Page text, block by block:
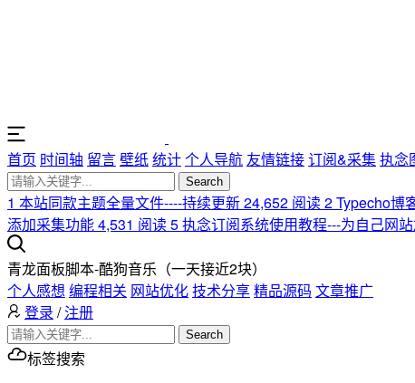
首页 时间轴 留言壁纸统计个人导航 友情链接订阅&采集执念
Search
1 本站同款主题全量文件----持续更新24,652 阅读2Typecho博
添加采集功能4,531 阅读5执念订阅系统使用教程---为自己网
青龙面板脚本-酷狗音乐（一天接近2块）
个人感想 编程相关 网站优化技术分享精品源码 文章推广
登录 /注册
Search
标签搜索